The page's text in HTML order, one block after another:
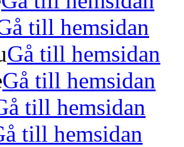
till hemsidan
Gå till hemsidan
Gå till hemsidan
till hemsidan
till hemsidan